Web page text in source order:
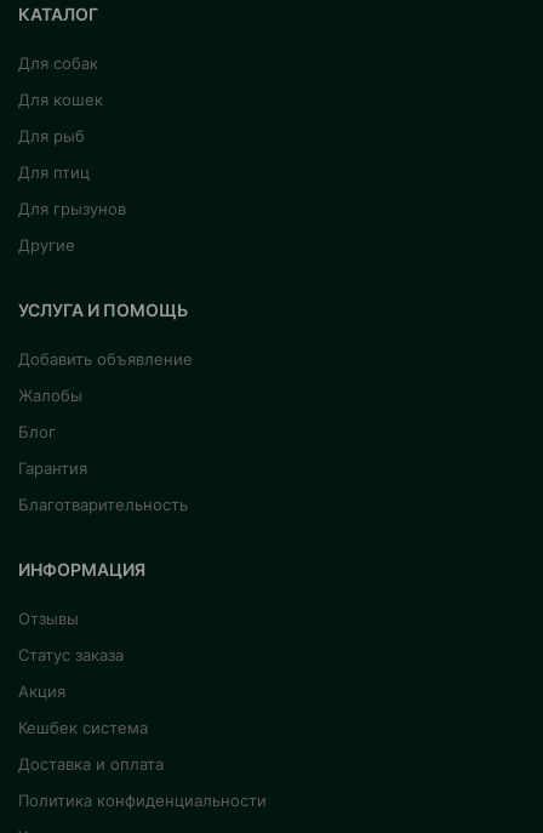
КАТАЛОГ
Для собак
Для кошек
Для рыб
Для птиц
Для грызунов
Другие
УСЛУГА И ПОМОЩЬ
Добавить объявление
Жалобы
Блог
Гарантия
Благотварительность
ИНФОРМАЦИЯ
Отзывы
Статус заказа
Акция
Кешбек система
Доставка и оплата
Политика конфиденциальности